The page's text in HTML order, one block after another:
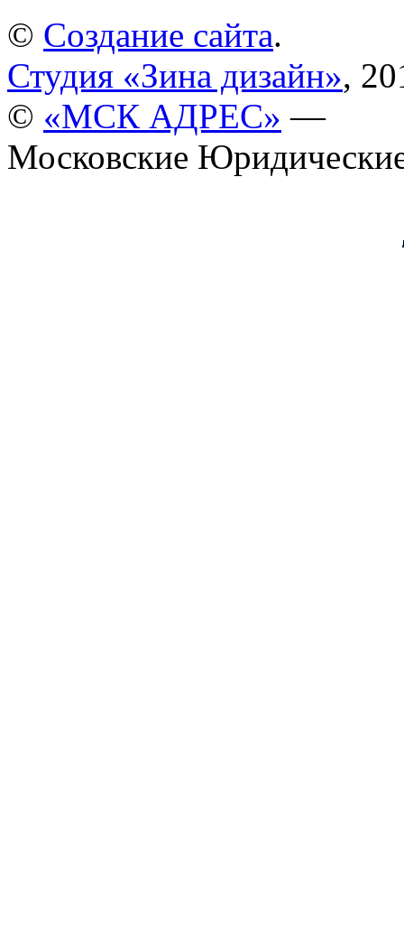
© Создание сайта.
Студия «Зина дизайн»,
© «МСК АДРЕС» —
Московские